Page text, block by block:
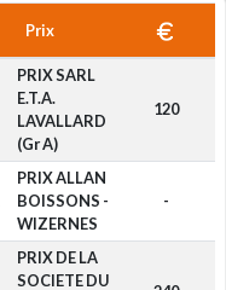
Prix
PRIX SARL
E.T.A.
LAVALLARD
(Gr A)
120
PRIX ALLAN
BOISSONS -
WIZERNES
-
PRIX DE LA
SOCIETE DU